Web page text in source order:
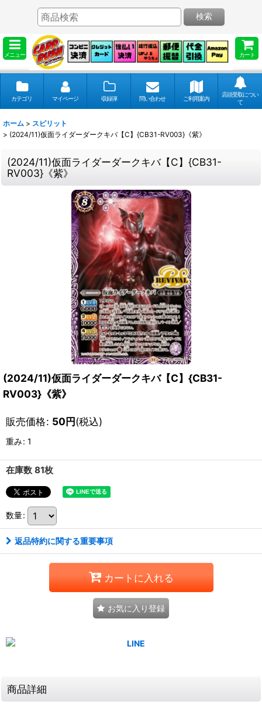
メニュー カート
検索
カテゴリ マイページ 収録弾 問い合わせ ご利用案内
店頭受取につい
て
ホーム > スピリット
> (2024/11)仮面ライダーダークキバ【C】{CB31-RV003}《紫》
(2024/11)仮面ライダーダークキバ【C】{CB31-
RV003}《紫》
(2024/11)仮面ライダーダークキバ【C】{CB31-
RV003}《紫》
販売価格: 50円(税込)
重み: 1
在庫数 81枚
数量:
返品特約に関する重要事項
カートに入れる
お気に入り登録
商品詳細